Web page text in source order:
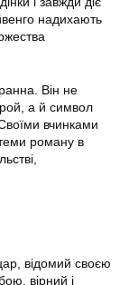
надихають
Він не
а й символ
Своїми вчинками
роману в
відомий своєю
вірний і